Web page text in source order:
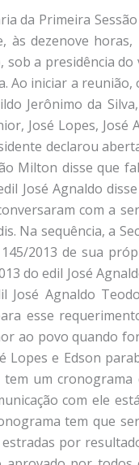
Milton e voto favorável dos demais edis, tendo sido aprovado com sete votos favoráveis e um voto contrário. Seguindo a ordem do expediente, a secretária leu o requerimento de nº 046/2013 de autoria de todos os edis, o qual foi posto em discussão pelo Sr. Presidente. O edil Kélib disse que o requerimento é importante e trará esclarecimentos à população, principalmente por ser na área da saúde, onde existem tantas reclamações. O edil João Milton disse que concorda com o requerimento, mas o prazo de quinze dias talvez não seja suficiente para enviar a resposta, porque foram pedidos dados dos exames referentes ao mês de outubro. A edil Maria Inês disse que o requerimento trará esclarecimentos sobre a quantidade de exames feitos e pagos pelo município. O Sr. Presidente disse que conversou com o secretário de saúde sobre a fila que sempre se formou para a marcação de exames e o secretário disse que já tentou resolver o problema aumentando os dias de marcação e não teve sucesso, mas continuará tentando encontrar uma solução. O edil João Milton disse que tratou desse assunto com o Prefeito, juntamente com a edil Maria Inês, e o Prefeito se dispôs a conversar com o secretário de saúde e tentar diminuir essas filas. O edil José Agnaldo disse que a maioria dos exames são solicitados pelos PSFs e perguntou se seria possível dividir a cota existente de exames entre os três PSFs. A edil Maria Inês disse que isso não pode ser feito, porque fica complicado